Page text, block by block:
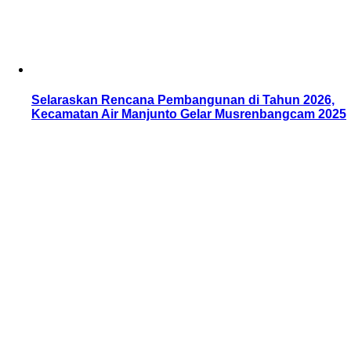
Selaraskan Rencana Pembangunan di Tahun 2026,
Kecamatan Air Manjunto Gelar Musrenbangcam 2025